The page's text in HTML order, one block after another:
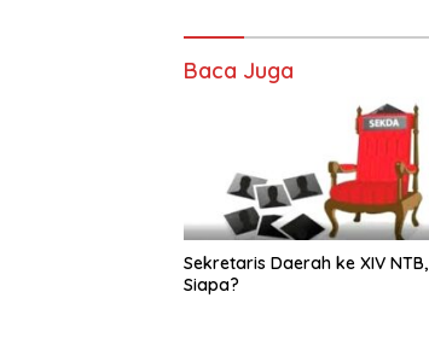
Baca Juga
Sekretaris Daerah ke XIV NTB,
Siapa?